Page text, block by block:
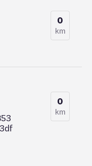
0
km
0
km